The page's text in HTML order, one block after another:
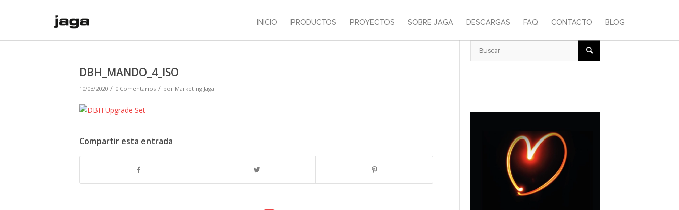
INICIO PRODUCTOS PROYECTOS SOBRE JAGA DESCARGAS FAQ CONTACTO BLOG
DBH_MANDO_4_ISO
10/03/2020 / 0 Comentarios / por Marketing Jaga
Compartir esta entrada